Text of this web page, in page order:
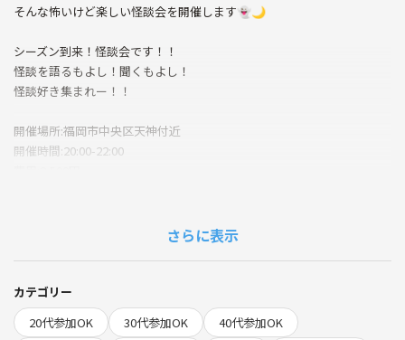
そんな怖いけど楽しい怪談会を開催します👻🌙
シーズン到来！怪談会です！！
怪談を語るもよし！聞くもよし！
怪談好き集まれー！！
開催場所:福岡市中央区天神付近
開催時間:20:00-22:00
ょう！
怖い話知らないけど聞きたいだけの方も大歓迎です！
一緒に楽しい時間を過ごしましょう😊
さらに表示
カテゴリー
20代参加OK
30代参加OK
40代参加OK